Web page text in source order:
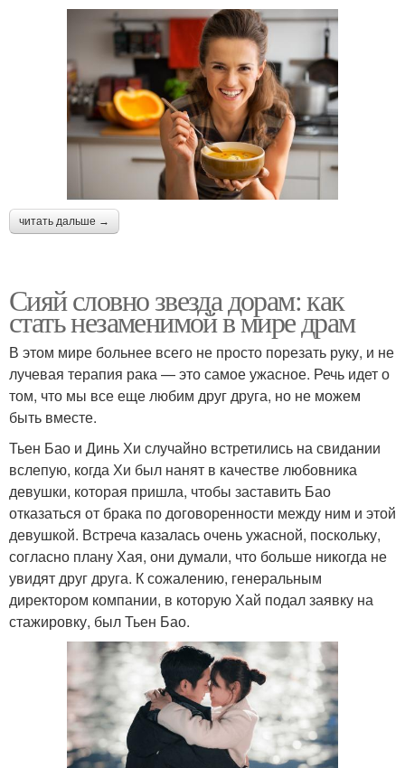
читать дальше →
Сияй словно звезда дорам: как
стать незаменимой в мире драм
В этом мире больнее всего не просто порезать руку, и не
лучевая терапия рака — это самое ужасное. Речь идет о
том, что мы все еще любим друг друга, но не можем
быть вместе.
Тьен Бао и Динь Хи случайно встретились на свидании
вслепую, когда Хи был нанят в качестве любовника
девушки, которая пришла, чтобы заставить Бао
отказаться от брака по договоренности между ним и этой
девушкой. Встреча казалась очень ужасной, поскольку,
согласно плану Хая, они думали, что больше никогда не
увидят друг друга. К сожалению, генеральным
директором компании, в которую Хай подал заявку на
стажировку, был Тьен Бао.